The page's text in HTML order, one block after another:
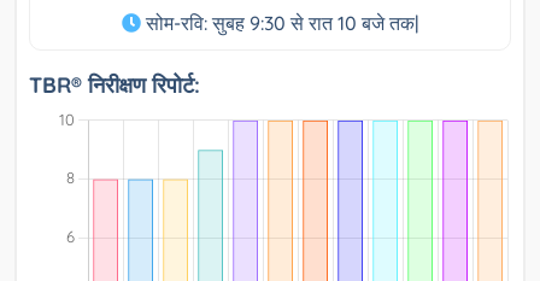
सोम-रवि: सुबह 9:30 से रात 10 बजे तक|
TBR® निरीक्षण रिपोर्ट: